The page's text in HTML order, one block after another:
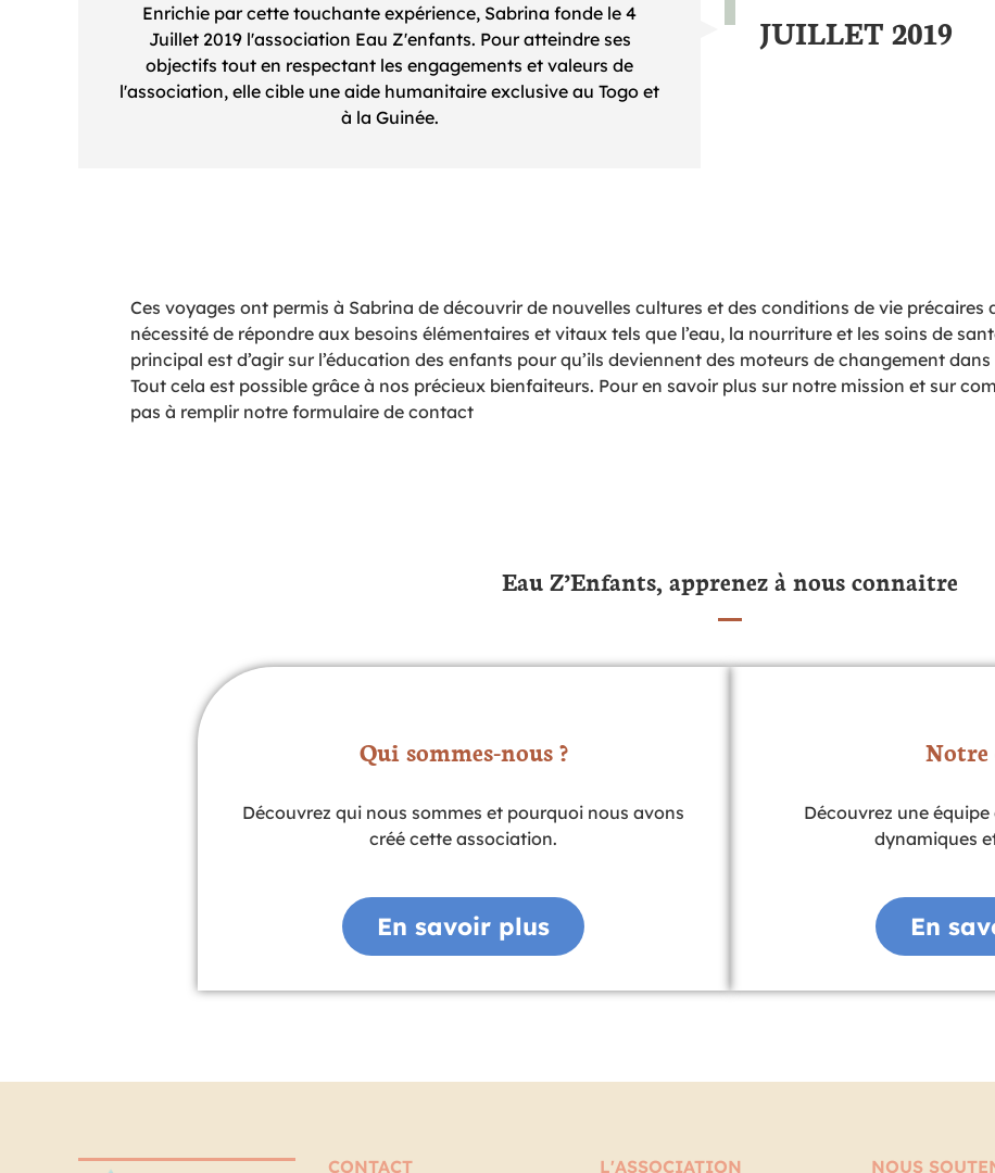
JUILLET 2019
Enrichie par cette touchante expérience, Sabrina fonde le 4
Juillet 2019 l'association Eau Z'enfants. Pour atteindre ses
objectifs tout en respectant les engagements et valeurs de
l'association, elle cible une aide humanitaire exclusive au Togo et
à la Guinée.
Ces voyages ont permis à Sabrina de découvrir de nouvelles cultures et des conditions de vie précaires
nécessité de répondre aux besoins élémentaires et vitaux tels que l’eau, la nourriture et les soins de
principal est d’agir sur l’éducation des enfants pour qu’ils deviennent des moteurs de changement
Tout cela est possible grâce à nos précieux bienfaiteurs. Pour en savoir plus sur notre mission et sur
pas à remplir notre formulaire de contact
Eau Z’Enfants, apprenez à nous connaitre
Qui sommes-nous ?
Découvrez qui nous sommes et pourquoi nous avons
créé cette association.
En savoir plus
Notre
Découvrez une
dynamiques
En
CONTACT L'ASSOCIATION NOUS